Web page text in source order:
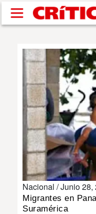
Pasar al contenido
SUCESOS
NACIONAL
POLÍTICA
DEPORTES
Nacional /Junio 28,
Migrantes en
Suramérica